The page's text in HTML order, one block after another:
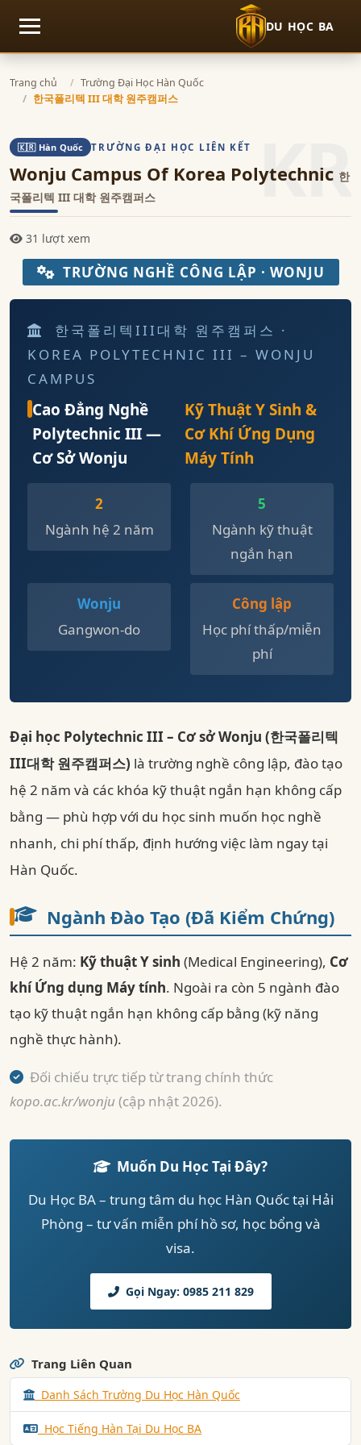
Mở menu DU HỌC BA
Trang chủ
Trường Đại Học Hàn Quốc
한국폴리텍 III 대학 원주캠퍼스
KR
🇰🇷 Hàn Quốc TRƯỜNG ĐẠI HỌC LIÊN KẾT
Wonju Campus Of Korea Polytechnic 한
국폴리텍 III 대학 원주캠퍼스
31 lượt xem
TRƯỜNG NGHỀ CÔNG LẬP · WONJU
한국폴리텍III대학 원주캠퍼스 ·
KOREA POLYTECHNIC III – WONJU
CAMPUS
Cao Đẳng Nghề
Polytechnic III —
Cơ Sở Wonju
Kỹ Thuật Y Sinh &
Cơ Khí Ứng Dụng
Máy Tính
2
Ngành hệ 2 năm
5
Ngành kỹ thuật
ngắn hạn
Wonju
Gangwon-do
Công lập
Học phí thấp/miễn
phí
Đại học Polytechnic III – Cơ sở Wonju (한국폴리텍
III대학 원주캠퍼스) là trường nghề công lập, đào tạo
hệ 2 năm và các khóa kỹ thuật ngắn hạn không cấp
bằng — phù hợp với du học sinh muốn học nghề
nhanh, chi phí thấp, định hướng việc làm ngay tại
Hàn Quốc.
Ngành Đào Tạo (Đã Kiểm Chứng)
Hệ 2 năm: Kỹ thuật Y sinh (Medical Engineering), Cơ
khí Ứng dụng Máy tính. Ngoài ra còn 5 ngành đào
tạo kỹ thuật ngắn hạn không cấp bằng (kỹ năng
nghề thực hành).
Đối chiếu trực tiếp từ trang chính thức
kopo.ac.kr/wonju (cập nhật 2026).
Muốn Du Học Tại Đây?
Du Học BA – trung tâm du học Hàn Quốc tại Hải
Phòng – tư vấn miễn phí hồ sơ, học bổng và
visa.
Gọi Ngay: 0985 211 829
Trang Liên Quan
Danh Sách Trường Du Học Hàn Quốc
Học Tiếng Hàn Tại Du Học BA